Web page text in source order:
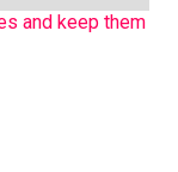
and keep them